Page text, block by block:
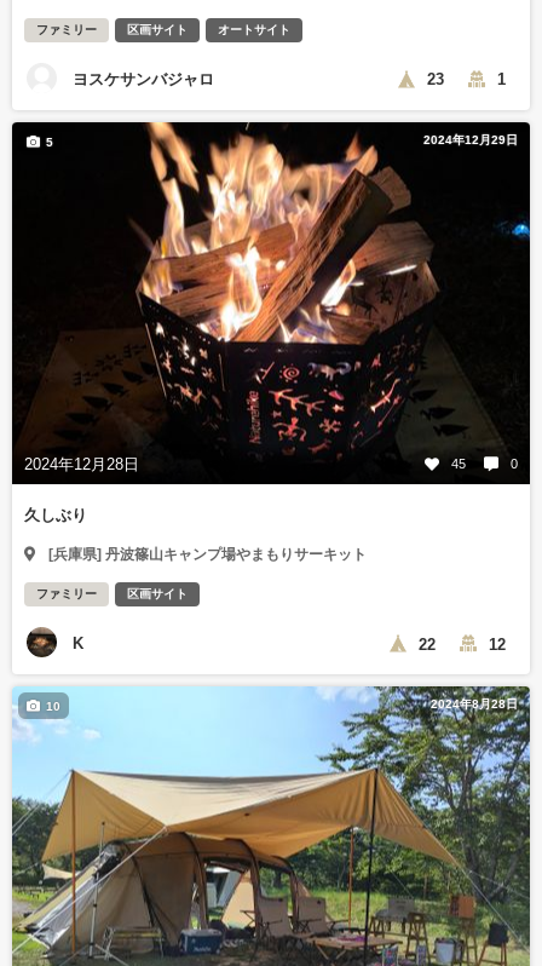
ファミリー 区画サイト オートサイト
ヨスケサンバジャロ 23 1
2024年12月29日
2024年12月28日 45 0
5
久しぶり
[兵庫県] 丹波篠山キャンプ場やまもりサーキット
ファミリー 区画サイト
K 22 12
2024年8月28日
10